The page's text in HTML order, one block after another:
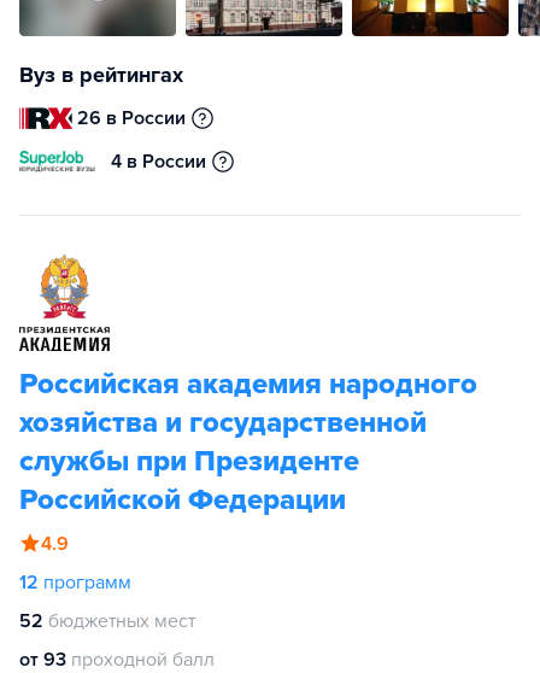
Вуз в рейтингах
26 в России
4 в России
Российская академия народного
хозяйства и государственной
службы при Президенте
Российской Федерации
4.9
12 программ
52 бюджетных мест
от 93 проходной балл